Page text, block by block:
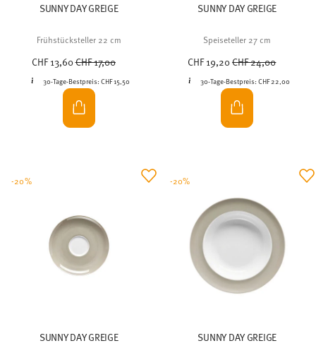
SUNNY DAY GREIGE
Frühstücksteller 22 cm
CHF 13,60Price reduced from
CHF 17,00
30-Tage-Bestpreis:CHF 15,50
SUNNY DAY GREIGE
Speiseteller 27 cm
CHF 19,20Price reduced from
CHF 24,00
30-Tage-Bestpreis: CHF 22,00
SUNNY DAY GREIGE
-20%
SUNNY DAY GREIGE
-20%